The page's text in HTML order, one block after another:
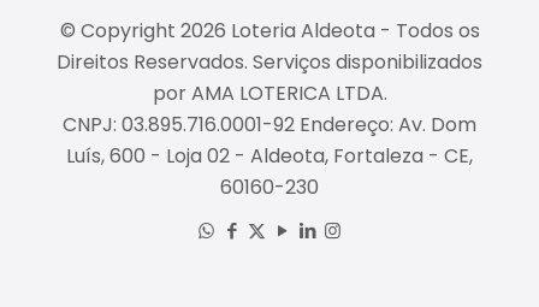
© Copyright 2026 Loteria Aldeota - Todos os
Direitos Reservados. Serviços disponibilizados
por AMA LOTERICA LTDA.
CNPJ: 03.895.716.0001-92 Endereço: Av. Dom
Luís, 600 - Loja 02 - Aldeota, Fortaleza - CE,
60160-230